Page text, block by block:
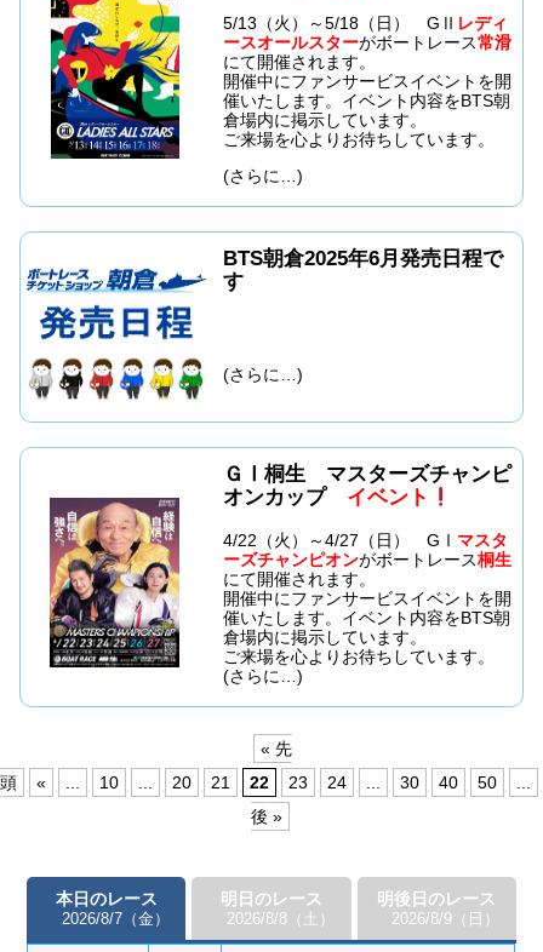
5/13（火）～5/18（日） GⅡ レディ
ースオールスターがボートレース常滑
にて開催されます。
開催中にファンサービスイベントを開
催いたします。イベント内容をBTS朝
倉場内に掲示しています。
ご来場を心よりお待ちしています。
(さらに…)
BTS朝倉2025年6月発売日程で
す
(さらに…)
ＧⅠ桐生 マスターズチャンピ
オンカップ イベント
4/22（火）～4/27（日） GⅠ マスタ
ーズチャンピオンがボートレース桐生
にて開催されます。
開催中にファンサービスイベントを開
催いたします。イベント内容をBTS朝
倉場内に掲示しています。
ご来場を心よりお待ちしています。
(さらに…)
« 先
頭
« 10 20 21 22 23 24 30 40 50
後 »
本日のレース
2026/8/7（金）
明日のレース
2026/8/8（土）
明後日のレース
2026/8/9（日）